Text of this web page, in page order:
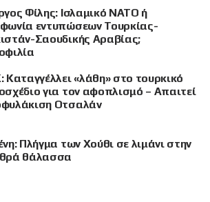
Φίλης: Ισλαμικό ΝΑΤΟ ή
εντυπώσεων Τουρκίας-
Σαουδικής Αραβίας;
Καταγγέλλει «λάθη» στο τουρκικό
για τον αφοπλισμό – Απαιτεί
Οτσαλάν
Πλήγμα των Χούθι σε λιμάνι στην
θάλασσα